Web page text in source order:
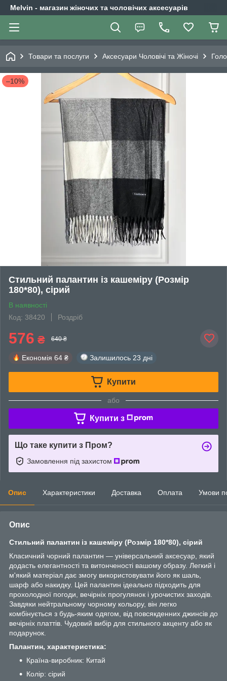
Melvin - магазин жіночих та чоловічих аксесуарів
Товари та послуги Аксесуари Чоловічі та Жіночі
–10%
Стильний палантин із кашеміру (Розмір
180*80), сірий
В наявності
Код: 38420
Роздріб
576 ₴ 640 ₴
Економія 64 ₴ Залишилось 23 дні
Купити
або
Купити з
Що таке купити з Пром?
Замовлення під захистом
Опис Характеристики Доставка Оплата Умови
Опис
Стильний палантин із кашеміру (Розмір 180*80), сірий
Класичний чорний палантин — універсальний аксесуар, який
додасть елегантності та витонченості вашому образу. Легкий і
м'який матеріал дає змогу використовувати його як шаль,
шарф або накидку. Цей палантин ідеально підходить для
прохолодної погоди, вечірніх прогулянок і урочистих заходів.
Завдяки нейтральному чорному кольору, він легко
комбінується з будь-яким одягом, від повсякденних джинсів до
вечірніх платтів. Чудовий вибір для стильного акценту або як
подарунок.
Палантин, характеристика:
Країна-виробник: Китай
Колір: сірий